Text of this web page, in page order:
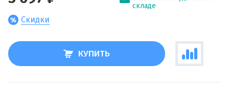
Скидки
складе
КУПИТЬ